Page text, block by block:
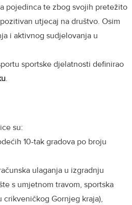
pojedinca te zbog svojih pretežito
utjecaj na društvo. Osim
i aktivnog sudjelovanja u
sportske djelatnosti definirao
.
su:
10-tak gradova po broju
ulaganja u izgradnju
s umjetnom travom, sportska
crikveničkog Gornjeg kraja),